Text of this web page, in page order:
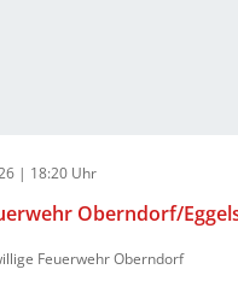
| 18:20 Uhr
Oberndorf/
Feuerwehr Oberndorf